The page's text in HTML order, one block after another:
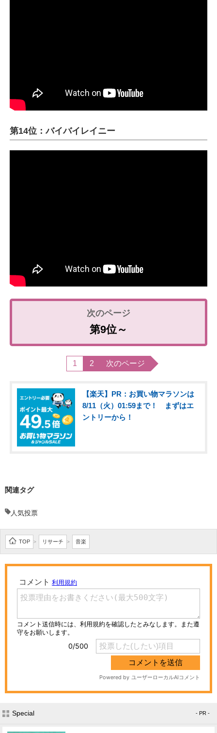
第14位：バイバイレイニー
第9位～
1 2 次のページ
【楽天】PR：お買い物マラソンは
8/11（火）01:59まで！ まずはエ
ントリーから！
関連タグ
人気投票
TOP > リサーチ > 音楽
Special - PR -